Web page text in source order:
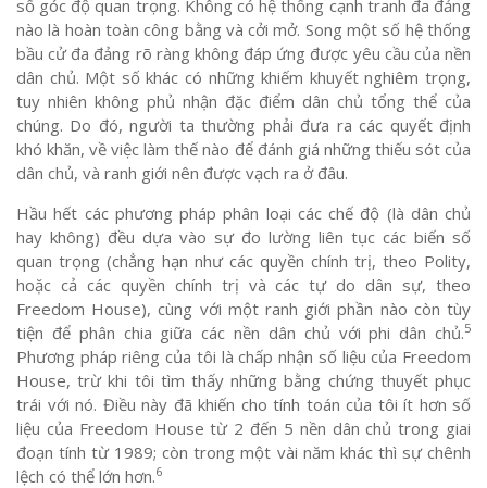
số góc độ quan trọng. Không có hệ thống cạnh tranh đa đảng
nào là hoàn toàn công bằng và cởi mở. Song một số hệ thống
bầu cử đa đảng rõ ràng không đáp ứng được yêu cầu của nền
dân chủ. Một số khác có những khiếm khuyết nghiêm trọng,
tuy nhiên không phủ nhận đặc điểm dân chủ tổng thể của
chúng. Do đó, người ta thường phải đưa ra các quyết định
khó khăn, về việc làm thế nào để đánh giá những thiếu sót của
dân chủ, và ranh giới nên được vạch ra ở đâu.
Hầu hết các phương pháp phân loại các chế độ (là dân chủ
hay không) đều dựa vào sự đo lường liên tục các biến số
quan trọng (chẳng hạn như các quyền chính trị, theo Polity,
hoặc cả các quyền chính trị và các tự do dân sự, theo
Freedom House), cùng với một ranh giới phần nào còn tùy
tiện để phân chia giữa các nền dân chủ với phi dân chủ.5
Phương pháp riêng của tôi là chấp nhận số liệu của Freedom
House, trừ khi tôi tìm thấy những bằng chứng thuyết phục
trái với nó. Điều này đã khiến cho tính toán của tôi ít hơn số
liệu của Freedom House từ 2 đến 5 nền dân chủ trong giai
đoạn tính từ 1989; còn trong một vài năm khác thì sự chênh
lệch có thể lớn hơn.6